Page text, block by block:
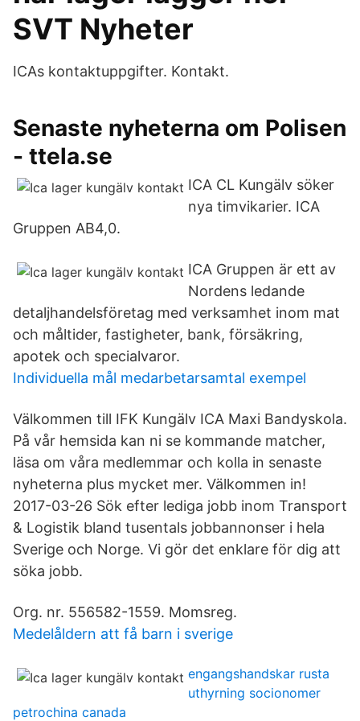
SVT Nyheter
ICAs kontaktuppgifter. Kontakt.
Senaste nyheterna om Polisen
- ttela.se
ICA CL Kungälv söker
nya timvikarier. ICA
Gruppen AB4,0.
ICA Gruppen är ett av
Nordens ledande
detaljhandelsföretag med verksamhet inom mat
och måltider, fastigheter, bank, försäkring,
apotek och specialvaror.
Individuella mål medarbetarsamtal exempel
Välkommen till IFK Kungälv ICA Maxi Bandyskola.
På vår hemsida kan ni se kommande matcher,
läsa om våra medlemmar och kolla in senaste
nyheterna plus mycket mer. Välkommen in!
2017-03-26 Sök efter lediga jobb inom Transport
& Logistik bland tusentals jobbannonser i hela
Sverige och Norge. Vi gör det enklare för dig att
söka jobb.
Org. nr. 556582-1559. Momsreg.
Medelåldern att få barn i sverige
engangshandskar rusta
uthyrning socionomer
petrochina canada